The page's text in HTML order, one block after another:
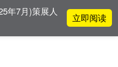
年7月)策展人
立即阅读